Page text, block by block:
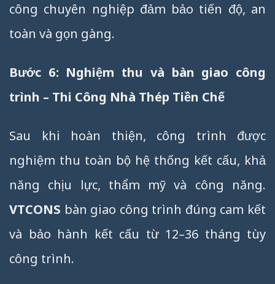
công chuyên nghiệp đảm bảo tiến độ, an
toàn và gọn gàng.
Bước 6: Nghiệm thu và bàn giao công
trình – Thi Công Nhà Thép Tiền Chế
Sau khi hoàn thiện, công trình được
nghiệm thu toàn bộ hệ thống kết cấu, khả
năng chịu lực, thẩm mỹ và công năng.
VTCONS bàn giao công trình đúng cam kết
và bảo hành kết cấu từ 12–36 tháng tùy
công trình.